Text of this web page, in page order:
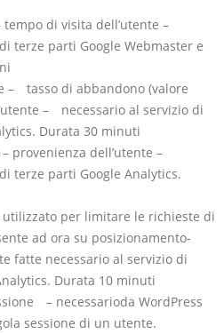
tempo di visita dell’utente –
terze parti Google Webmaster e
– tasso di abbandono (valore
– necessario al servizio di
Durata 30 minuti
provenienza dell’utente –
terze parti Google Analytics.
per limitare le richieste di
ad ora su posizionamento-
fatte necessario al servizio di
Durata 10 minuti
– necessarioda WordPress
sessione di un utente.